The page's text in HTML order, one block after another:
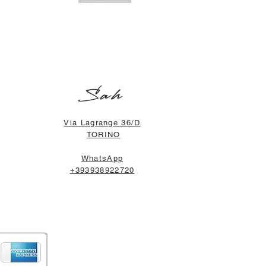
Sah
Via Lagrange 36/D
TORINO
WhatsApp
+393938922720